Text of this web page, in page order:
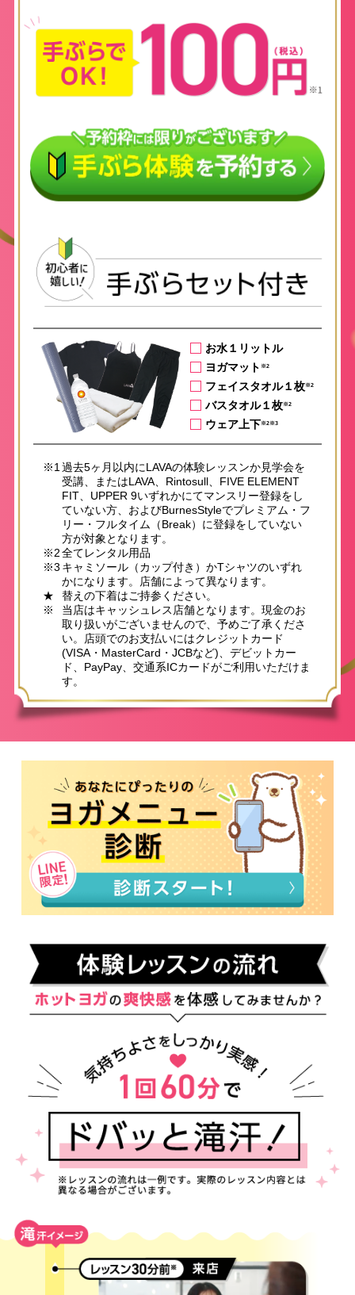
お水１リットル
ヨガマット ※2
フェイスタオル１枚※2
バスタオル１枚※2
ウェア上下※2※3
※1 過去5ヶ月以内にLAVAの体験レッスンか見学会を
受講、またはLAVA、Rintosull、FIVE ELEMENT
FIT、UPPER 9いずれかにてマンスリー登録をし
ていない方、およびBurnesStyleでプレミアム・フ
リー・フルタイム（Break）に登録をしていない
方が対象となります。
※2全てレンタル用品
※3 キャミソール（カップ付き）かTシャツのいずれ
かになります。店舗によって異なります。
★
替えの下着はご持参ください。
※
当店はキャッシュレス店舗となります。現金のお
取り扱いがございませんので、予めご了承くださ
い。店頭でのお支払いにはクレジットカード
(VISA・MasterCard・JCBなど)、デビットカー
ド、PayPay、交通系ICカードがご利用いただけま
す。